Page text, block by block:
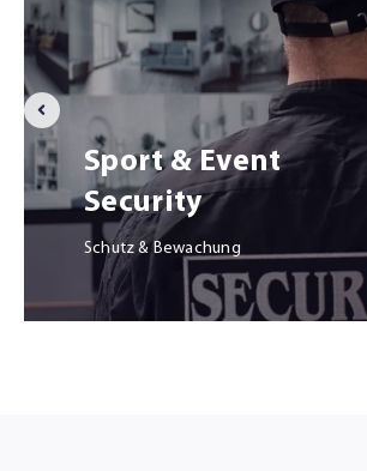
Sport & Event
Security
Schutz & Bewachung